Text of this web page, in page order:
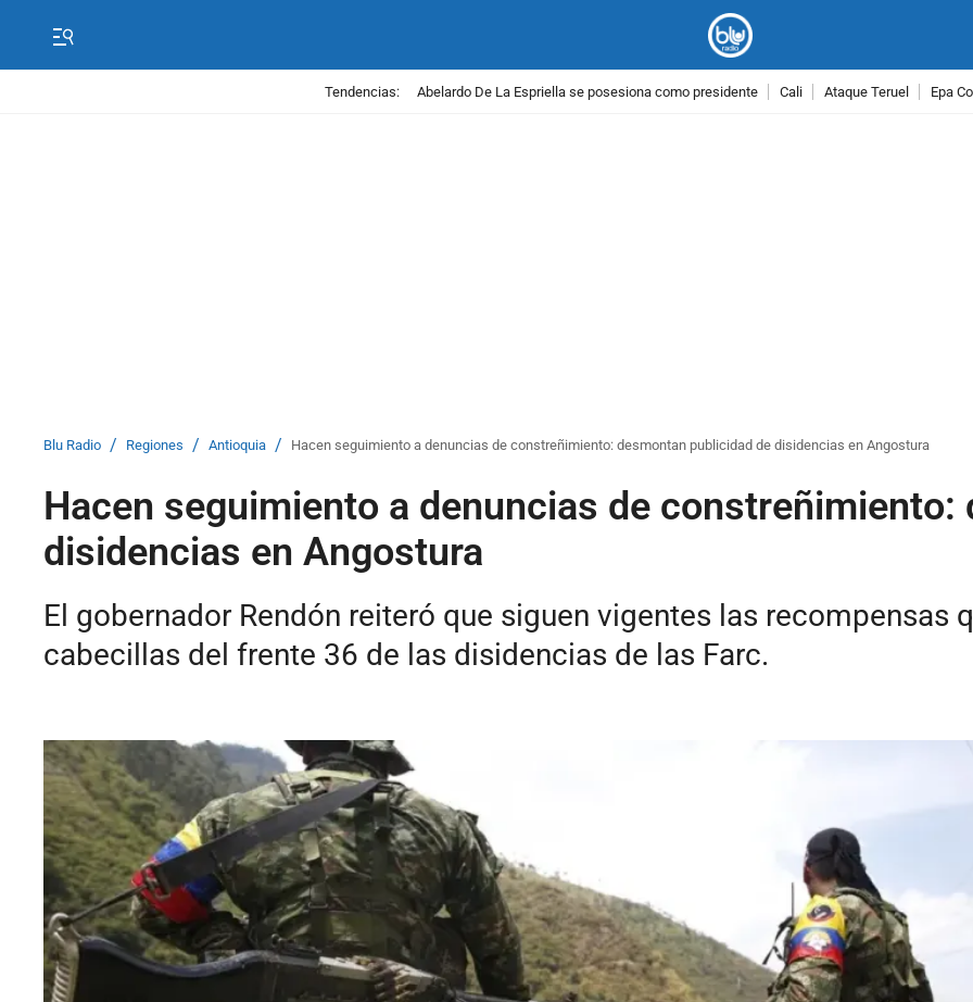
Tendencias: Abelardo De La Espriella se posesiona como presidente Cali Ataque Teruel Epa
Blu Radio / Regiones / Antioquia / Hacen seguimiento a denuncias de constreñimiento: desmontan publicidad de disidencias en Angostura
Hacen seguimiento a denuncias de
disidencias en Angostura
El gobernador Rendón reiteró que siguen vigentes las recompensas
cabecillas del frente 36 de las disidencias de las Farc.